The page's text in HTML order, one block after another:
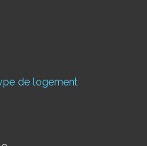
de logement